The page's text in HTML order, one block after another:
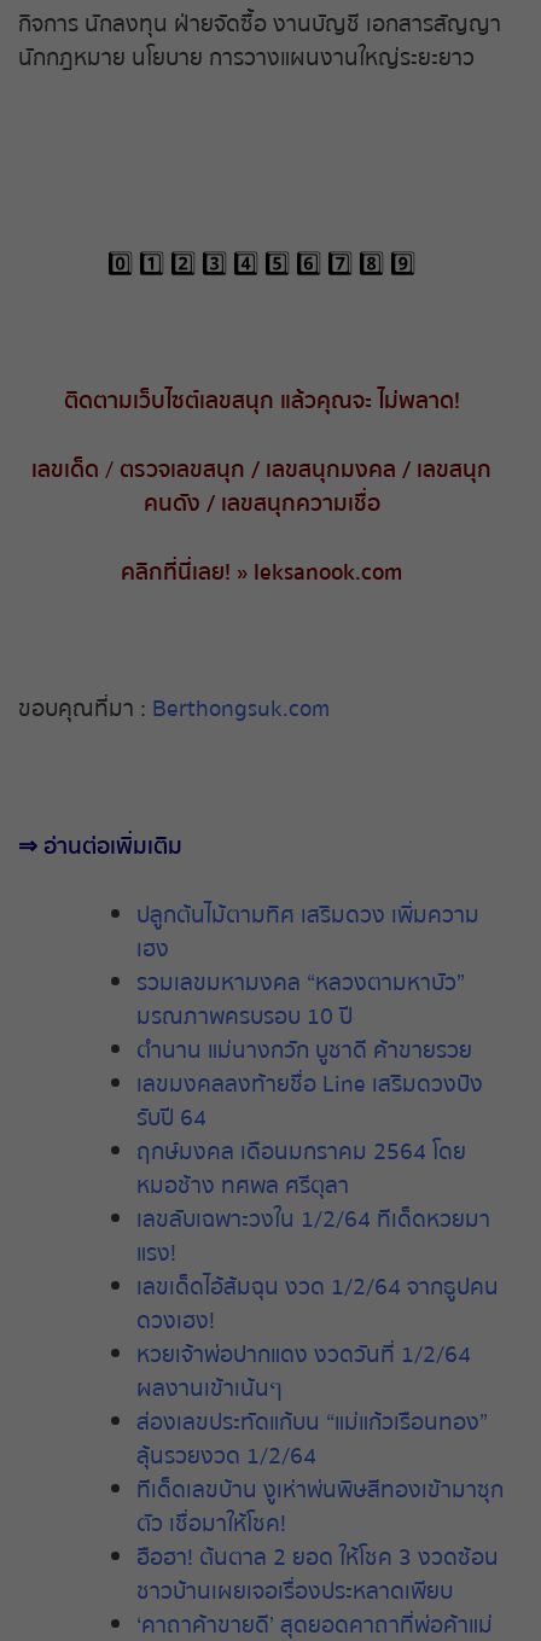
กิจการ นักลงทุน ฝ่ายจัดซื้อ งานบัญชี เอกสารสัญญา
นักกฎหมาย นโยบาย การวางแผนงานใหญ่ระยะยาว
0️⃣ 1️⃣ 2️⃣ 3️⃣ 4️⃣ 5️⃣ 6️⃣ 7️⃣ 8️⃣ 9️⃣
ติดตามเว็บไซต์เลขสนุก แล้วคุณจะไม่พลาด!
เลขเด็ด / ตรวจเลขสนุก / เลขสนุกมงคล / เลขสนุก
คนดัง / เลขสนุกความเชื่อ
คลิกที่นี่เลย! » leksanook.com
ขอบคุณที่มา : Berthongsuk.com
⇒ อ่านต่อเพิ่มเติม
ปลูกต้นไม้ตามทิศ เสริมดวง เพิ่มความ
เฮง
รวมเลขมหามงคล “หลวงตามหาบัว”
มรณภาพครบรอบ 10 ปี
ตำนาน แม่นางกวัก บูชาดี ค้าขายรวย
เลขมงคลลงท้ายชื่อ Line เสริมดวงปัง
รับปี 64
ฤกษ์มงคล เดือนมกราคม 2564 โดย
หมอช้าง ทศพล ศรีตุลา
เลขลับเฉพาะวงใน 1/2/64 ทีเด็ดหวยมา
แรง!
เลขเด็ดไอ้ส้มฉุน งวด 1/2/64 จากธูปคน
ดวงเฮง!
หวยเจ้าพ่อปากแดง งวดวันที่ 1/2/64
ผลงานเข้าเน้นๆ
ส่องเลขประทัดแก้บน “แม่แก้วเรือนทอง”
ลุ้นรวยงวด 1/2/64
ทีเด็ดเลขบ้าน งูเห่าพ่นพิษสีทองเข้ามาซุก
ตัว เชื่อมาให้โชค!
ฮือฮา! ต้นตาล 2 ยอด ให้โชค 3 งวดซ้อน
ชาวบ้านเผยเจอเรื่องประหลาดเพียบ
‘คาถาค้าขายดี’ สุดยอดคาถาที่พ่อค้าแม่